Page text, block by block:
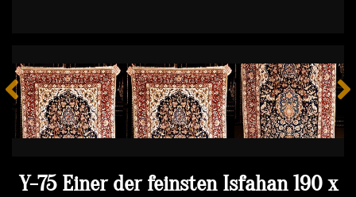
Y-75 Einer der feinsten Isfahan 190 x